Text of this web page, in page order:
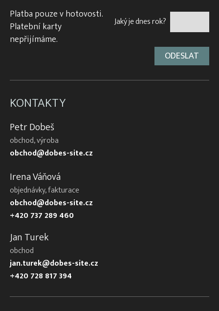
Platba pouze v hotovosti.
Platební karty
nepřijímáme.
Jaký je dnes rok?
KONTAKTY
Petr Dobeš
obchod, výroba
obchod@dobes-site.cz
Irena Váňová
objednávky, fakturace
obchod@dobes-site.cz
+420 737 289 460
Jan Turek
obchod
jan.turek@dobes-site.cz
+420 728 817 394